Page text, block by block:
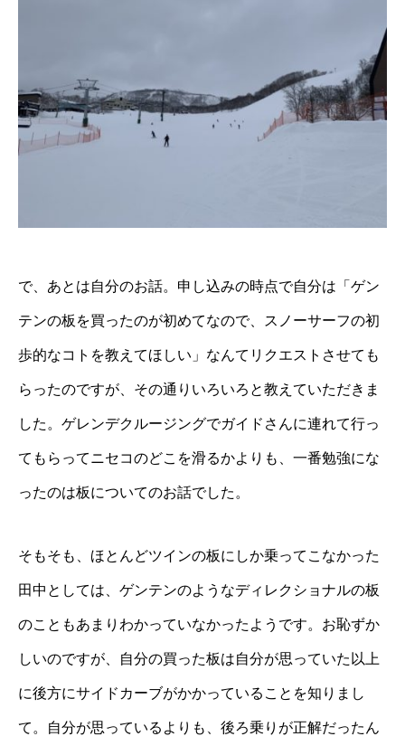
で、あとは自分のお話。申し込みの時点で自分は「ゲン
テンの板を買ったのが初めてなので、スノーサーフの初
歩的なコトを教えてほしい」なんてリクエストさせても
らったのですが、その通りいろいろと教えていただきま
した。ゲレンデクルージングでガイドさんに連れて行っ
てもらってニセコのどこを滑るかよりも、一番勉強にな
ったのは板についてのお話でした。
そもそも、ほとんどツインの板にしか乗ってこなかった
田中としては、ゲンテンのようなディレクショナルの板
のこともあまりわかっていなかったようです。お恥ずか
しいのですが、自分の買った板は自分が思っていた以上
に後方にサイドカーブがかかっていることを知りまし
て。自分が思っているよりも、後ろ乗りが正解だったん